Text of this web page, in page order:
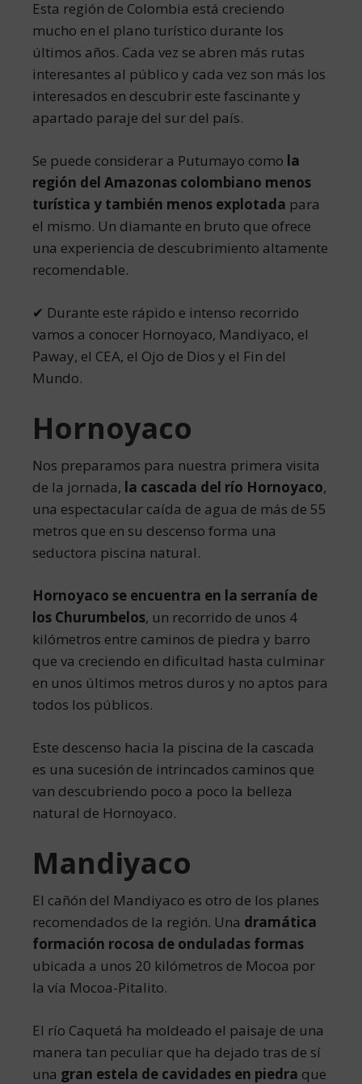
Esta región de Colombia está creciendo
mucho en el plano turístico durante los
últimos años. Cada vez se abren más rutas
interesantes al público y cada vez son más los
interesados en descubrir este fascinante y
apartado paraje del sur del país.
Se puede considerar a Putumayo como la
región del Amazonas colombiano menos
turística y también menos explotada para
el mismo. Un diamante en bruto que ofrece
una experiencia de descubrimiento altamente
recomendable.
✔ Durante este rápido e intenso recorrido
vamos a conocer Hornoyaco, Mandiyaco, el
Paway, el CEA, el Ojo de Dios y el Fin del
Mundo.
Hornoyaco
Nos preparamos para nuestra primera visita
de la jornada, la cascada del río Hornoyaco,
una espectacular caída de agua de más de 55
metros que en su descenso forma una
seductora piscina natural.
Hornoyaco se encuentra en la serranía de
los Churumbelos, un recorrido de unos 4
kilómetros entre caminos de piedra y barro
que va creciendo en dificultad hasta culminar
en unos últimos metros duros y no aptos para
todos los públicos.
Este descenso hacia la piscina de la cascada
es una sucesión de intrincados caminos que
van descubriendo poco a poco la belleza
natural de Hornoyaco.
Mandiyaco
El cañón del Mandiyaco es otro de los planes
recomendados de la región. Una dramática
formación rocosa de onduladas formas
ubicada a unos 20 kilómetros de Mocoa por
la vía Mocoa-Pitalito.
El río Caquetá ha moldeado el paisaje de una
manera tan peculiar que ha dejado tras de sí
una gran estela de cavidades en piedra que